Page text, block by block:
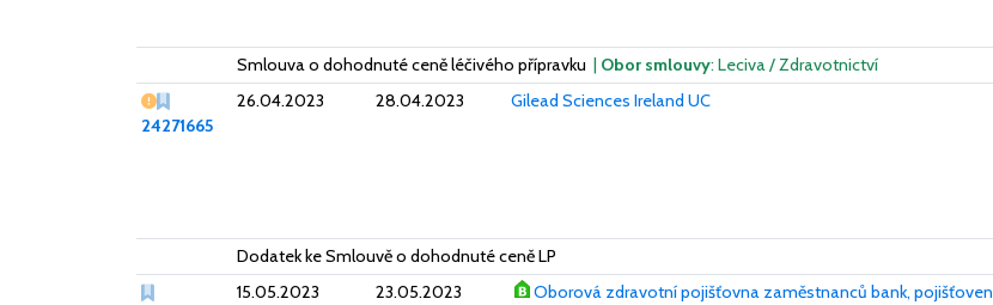
Smlouva o dohodnuté ceně léčivého přípravku | Obor smlouvy: Leciva / Zdravotnictví
Vážný nedostatek
24271665
26.04.2023 28.04.2023 Gilead Sciences Ireland UC
Dodatek ke Smlouvě o dohodnuté ceně LP
15.05.2023 23.05.2023
Oborová zdravotní pojišťovna zaměstnanců bank, pojišťoven